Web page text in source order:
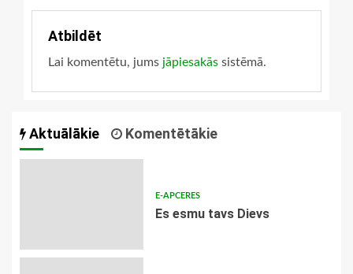
Atbildēt
Lai komentētu, jums jāpiesakās sistēmā.
Aktuālākie Komentētākie
E-APCERES
Es esmu tavs Dievs